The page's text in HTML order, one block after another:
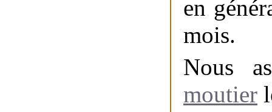
en
mois.
Nous
moutier